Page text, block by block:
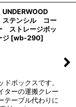
テンシル コー
ストレージボッ
ジ [wb-290]
ボックスです。
ターの運搬クレー
テーブル代わりに